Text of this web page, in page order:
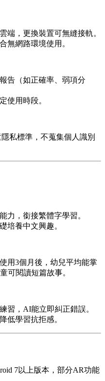
端，更換裝置可無縫接軌。
無網路環境使用。
告（如正確率、弱項分
使用時段。
私標準，不蒐集個人識別
力，銜接繁體字學習。
培養中文興趣。
用3個月後，幼兒平均能掌
可閱讀短篇故事。
習，AI能立即糾正錯誤。
低學習抗拒感。
7以上版本，部分AR功能